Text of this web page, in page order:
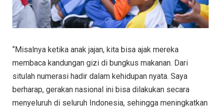
“Misalnya ketika anak jajan, kita bisa ajak mereka
membaca kandungan gizi di bungkus makanan. Dari
situlah numerasi hadir dalam kehidupan nyata. Saya
berharap, gerakan nasional ini bisa dilakukan secara
menyeluruh di seluruh Indonesia, sehingga meningkatkan